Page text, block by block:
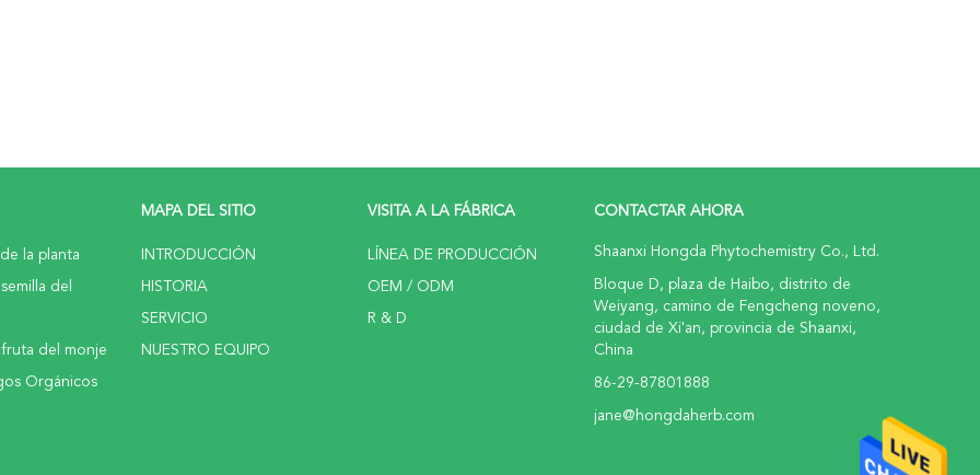
la planta
del
del monje
Orgánicos
MAPA DEL SITIO
INTRODUCCIÓN
HISTORIA
SERVICIO
NUESTRO EQUIPO
VISITA A LA FÁBRICA
LÍNEA DE PRODUCCIÓN
OEM / ODM
R & D
CONTACTAR AHORA
Shaanxi Hongda Phytochemistry Co., Ltd.
Bloque D, plaza de Haibo, distrito de
Weiyang, camino de Fengcheng noveno,
ciudad de Xi'an, provincia de Shaanxi,
China
86-29-87801888
jane@hongdaherb.com